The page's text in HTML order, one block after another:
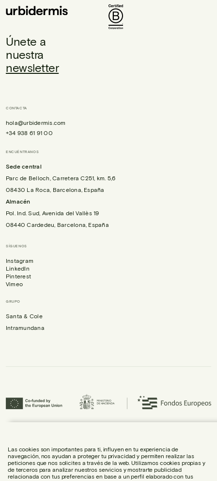
Únete a
nuestra
newsletter
CONTACTA
hola@urbidermis.com
+34 938 61 91 00
ENCUÉNTRANOS
Sede central
Parc de Belloch, Carretera C251, km. 5,6
08430 La Roca, Barcelona, España
Almacén
Pol. Ind. Sud, Avenida del Vallès 19
08440 Cardedeu, Barcelona, España
SÍGUENOS
Instagram
LinkedIn
Pinterest
Vimeo
GRUPO
Santa & Cole
Intramundana
habiendo contribuido al crecimiento económico de la empresa y su
internacionalización.
Las cookies son importantes para ti, influyen en tu experiencia de
navegación, nos ayudan a proteger tu privacidad y permiten realizar las
peticiones que nos solicites a través de la web. Utilizamos cookies propias y
de terceros para analizar nuestros servicios y mostrarte publicidad
relacionada con tus preferencias en base a un perfil elaborado con tus